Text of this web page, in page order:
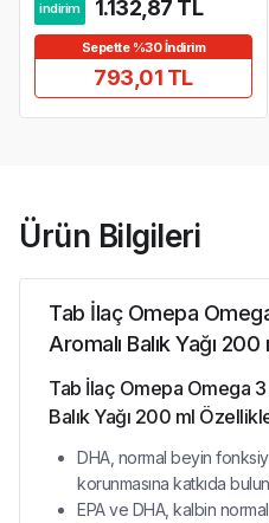
indirim 1.132,87 TL
Sepette %30 İndirim
793,01 TL
Ürün Bilgileri
Tab İlaç Omepa
Aromalı Balık Yağı 200
Tab İlaç Omepa Omega 3
Balık Yağı 200 ml
DHA, normal beyin
korunmasına katkıda
EPA ve DHA, kalbin